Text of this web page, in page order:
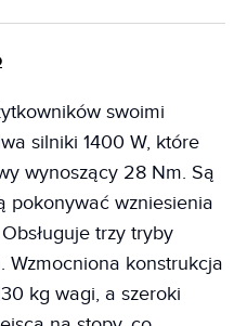
swoimi
silniki 1400 W, które
wynoszący 28 Nm. Są
pokonywać wzniesienia
trzy tryby
Wzmocniona konstrukcja
kg wagi, a szeroki